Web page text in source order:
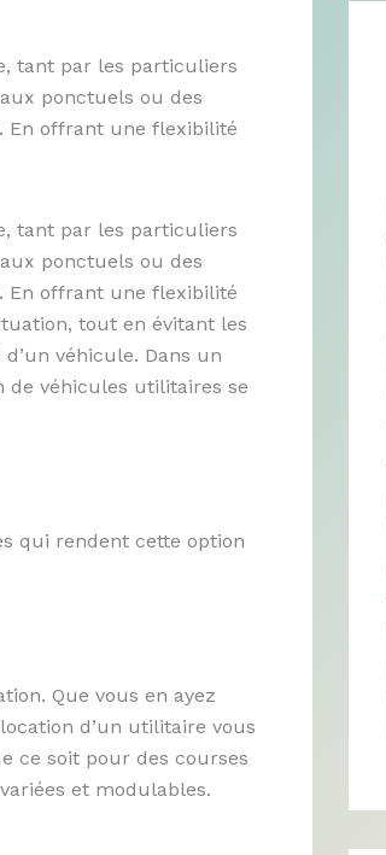
tant par les particuliers
ponctuels ou des
En offrant une flexibilité
tant par les particuliers
ponctuels ou des
En offrant une flexibilité
tout en évitant les
véhicule. Dans un
de véhicules utilitaires se
qui rendent cette option
Que vous en ayez
d’un utilitaire vous
ce soit pour des courses
et modulables.